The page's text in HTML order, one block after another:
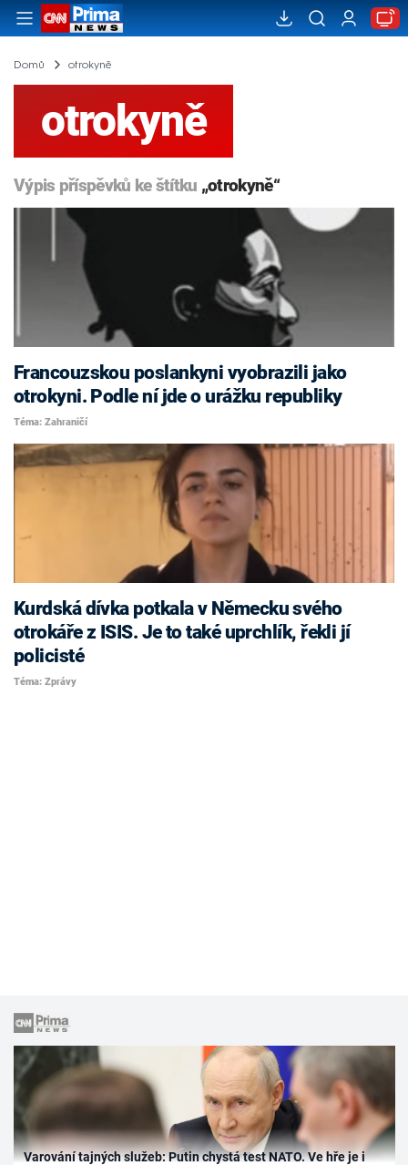
Domů otrokyně
otrokyně
Výpis příspěvků ke štítku „otrokyně“
Francouzskou poslankyni vyobrazili jako
otrokyni. Podle ní jde o urážku republiky
Téma: Zahraničí
Kurdská dívka potkala v Německu svého
otrokáře z ISIS. Je to také uprchlík, řekli jí
policisté
Téma: Zprávy
Varování tajných služeb: Putin chystá test NATO. Ve hře je i